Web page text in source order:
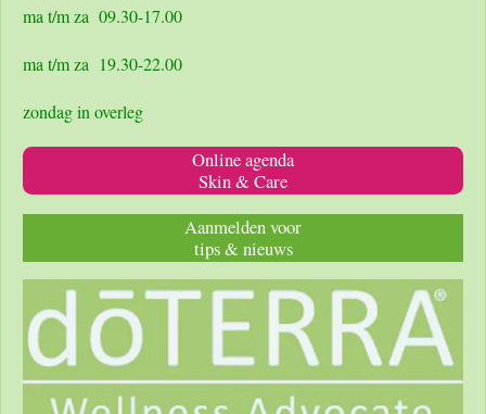
o
r
m
p
ma t/m za 09.30-17.00
ma t/m za 19.30-22.00
zondag in overleg
Online agenda
Skin & Care
Aanmelden voor
tips & nieuws